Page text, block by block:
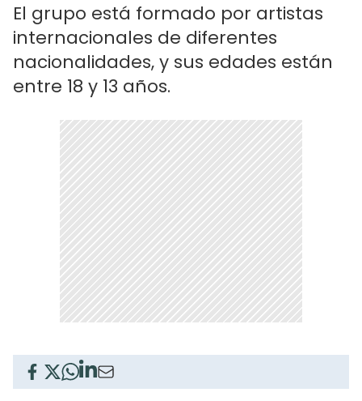
El grupo está formado por artistas
internacionales de diferentes
nacionalidades, y sus edades están
entre 18 y 13 años.